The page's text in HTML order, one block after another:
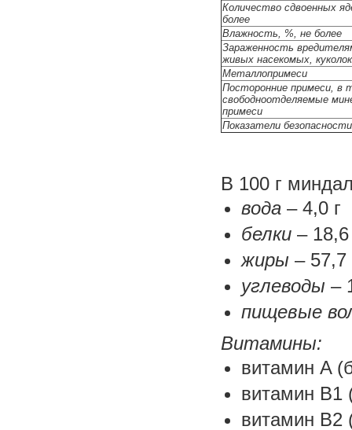
Количество сдвоенных
более
Влажность, %, не более
Зараженность
живых насекомых,
Металлопримеси
Посторонние примеси, в
свободноотделяемые
примеси
Показатели безопасности
В 100 г
вода – 4,0 г
белки – 18,6
жиры – 57,7
углеводы –
пищевые
Витамины:
витамин A
витамин В1
витамин В2